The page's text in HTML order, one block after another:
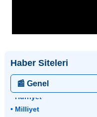
Haber Siteleri
• Hürriyet
• Milliyet